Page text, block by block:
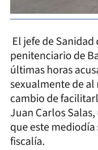
El jefe de
penitenciario de
últimas horas
sexualmente de al
cambio de
Juan Carlos
que este
fiscalía.